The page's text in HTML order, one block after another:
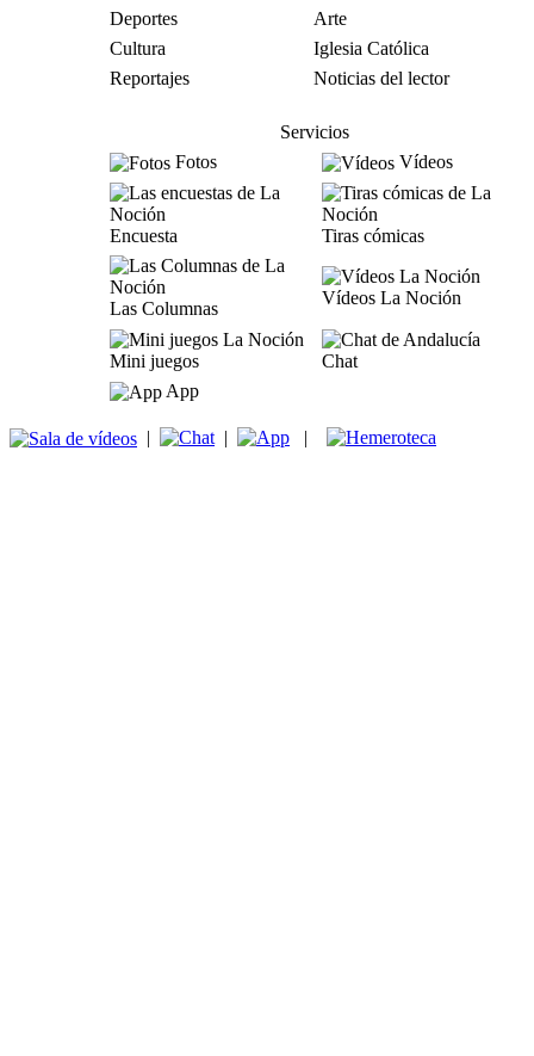
Deportes
Arte
Cultura
Iglesia Católica
Reportajes
Noticias del lector
Servicios
Fotos
Vídeos
Encuesta Tiras cómicas
Las Columnas
Vídeos La Noción
Mini juegos
Chat
App
| | |